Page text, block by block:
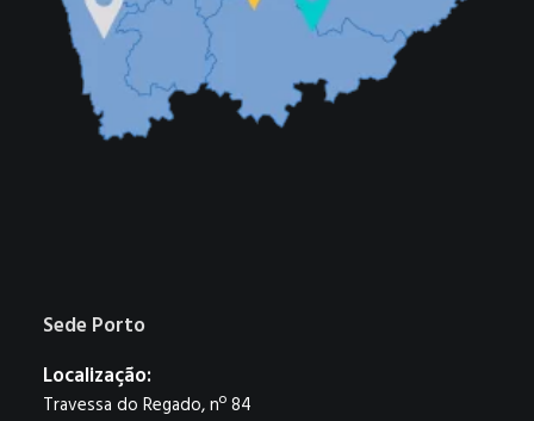
Sede Porto
Localização:
Travessa do Regado, nº 84